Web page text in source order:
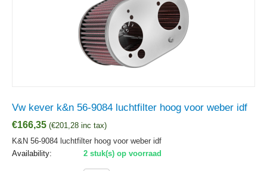
Vw kever k&n 56-9084 luchtfilter hoog voor weber idf
€166,35 (€201,28 inc tax)
K&N 56-9084 luchtfilter hoog voor weber idf
Availability:
2 stuk(s) op voorraad